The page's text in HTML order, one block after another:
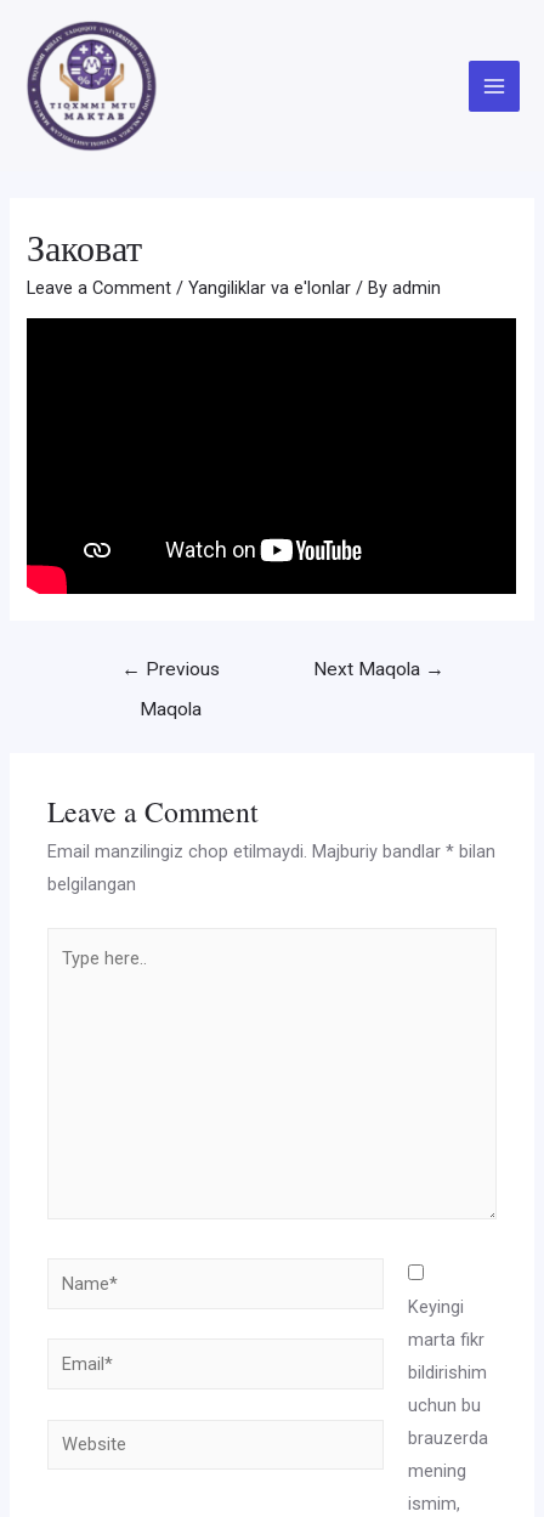
content
Main
Заковат
Leave a Comment /Yangiliklar va e'lonlar / Byadmin
← Previous
Maqola
Next Maqola →
Leave a Comment
Email manzilingiz chop etilmaydi. Majburiy bandlar* bilan
belgilangan
here..
Name*
Email*
Website
Keyingi
marta fikr
bildirishim
uchun bu
brauzerda
mening
ismim,